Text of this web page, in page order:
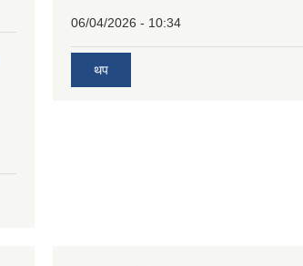
06/04/2026 - 10:34
थप